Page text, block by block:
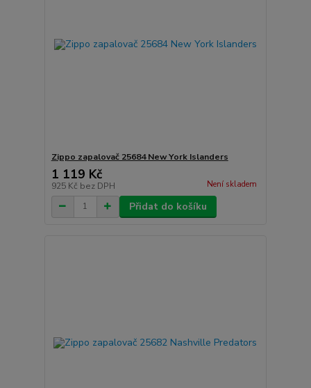
Zippo zapalovač 25684 New York Islanders
1 119 Kč
925 Kč bez DPH Není skladem
Přidat do košíku